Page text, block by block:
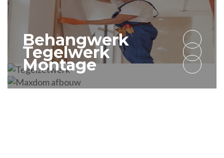
Behangwerk
Tegelwerk
Montage